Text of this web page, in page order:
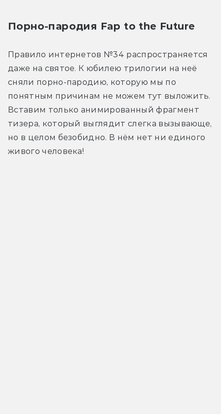
Порно-пародия Fap to the Future
Правило интернетов №34 распространяется
даже на святое. К юбилею трилогии на неё
сняли порно-пародию, которую мы по
понятным причинам не можем тут выложить.
Вставим только анимированный фрагмент
тизера, который выглядит слегка вызывающе,
но в целом безобидно. В нём нет ни единого
живого человека!